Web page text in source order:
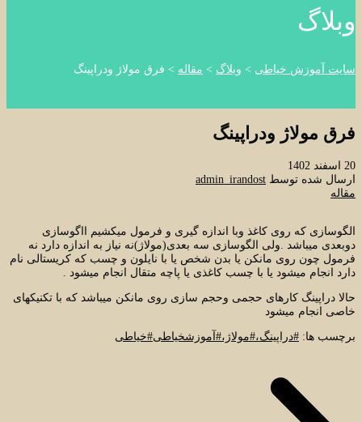
وبلاگ
سایت آموزش خیاطی > وبلاگ > مقاله > فرق مولاژ ودراپینگ
فرق مولاژ ودراپینگ
20 اسفند 1402
ارسال شده توسط admin_irandost
مقاله
الگوسازی که روی کاغذ وبا اندازه گیری و فرمول میکشیم ااگوسازی
دوبعدی میباشد .ولی الگوسازی سه بعدی(مولاژ)نه نیاز به اندازه دارد نه
فرمول چون روی مانکن یا بدن شخص یا با نایلون و چسب که کریستالی نام
دارد انجام میشود یا با چسب کاغذی یا پاچه متقال انجام میشود .
حالا دراپینگ کارهای حجمی وحجم سازی روی مانکن میباشد که با تکنیکهای
خاصی انجام میشود
برچسب ها: #دراپینگ،#مولاژ،#آموزشخیاطی#خیاطی